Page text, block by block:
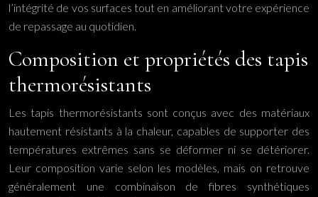
l’intégrité de vos surfaces tout en améliorant votre expérience
de repassage au quotidien.
Composition et propriétés des tapis
thermorésistants
Les tapis thermorésistants sont conçus avec des matériaux
hautement résistants à la chaleur, capables de supporter des
températures extrêmes sans se déformer ni se détériorer.
Leur composition varie selon les modèles, mais on retrouve
généralement une combinaison de fibres synthétiques